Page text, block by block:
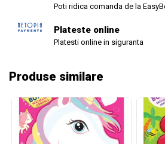
Poti ridica comanda de la
Plateste online
Platesti online in siguranta
Produse similare